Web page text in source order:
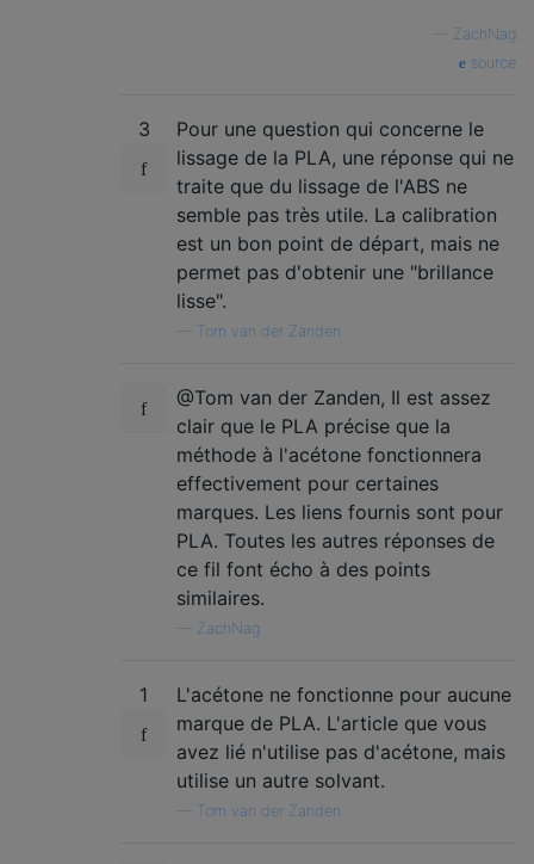
ZachNag
source
3
Pour une question qui concerne le
lissage de la PLA, une réponse qui ne
traite que du lissage de l'ABS ne
semble pas très utile. La calibration
est un bon point de départ, mais ne
permet pas d'obtenir une "brillance
lisse".
Tom van der Zanden
@Tom van der Zanden, Il est assez
clair que le PLA précise que la
méthode à l'acétone fonctionnera
effectivement pour certaines
marques. Les liens fournis sont pour
PLA. Toutes les autres réponses de
ce fil font écho à des points
similaires.
ZachNag
1
L'acétone ne fonctionne pour aucune
marque de PLA. L'article que vous
avez lié n'utilise pas d'acétone, mais
utilise un autre solvant.
Tom van der Zanden